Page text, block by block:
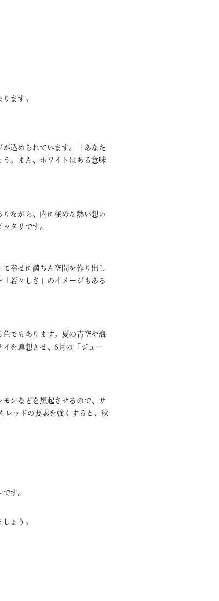
ます。
込められています。「あなた
。また、ホワイトはある意味
ながら、内に秘めた熱い想い
タリです。
幸せに満ちた空間を作り出し
若々しさ」のイメージもある
でもあります。夏の青空や海
を連想させ、6月の「ジュー
ンなどを想起させるので、サ
レッドの要素を強くすると、秋
す。
ょう。